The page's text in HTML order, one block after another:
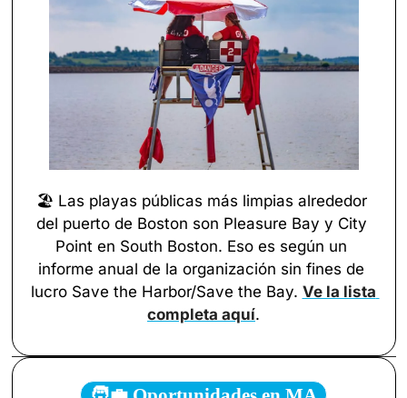
🏖️ Las playas públicas más limpias alrededor
del puerto de Boston son Pleasure Bay y City
Point en South Boston. Eso es según un
informe anual de la organización sin fines de
lucro Save the Harbor/Save the Bay. Ve la lista
completa aquí.